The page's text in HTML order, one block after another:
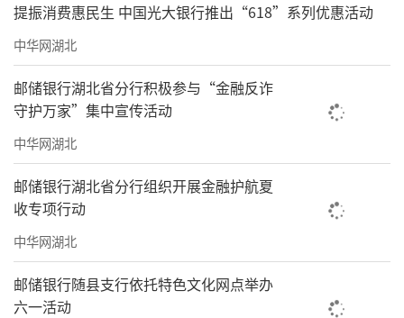
提振消费惠民生 中国光大银行推出“618”系列优惠活动
中华网湖北
邮储银行湖北省分行积极参与“金融反诈
守护万家”集中宣传活动
中华网湖北
邮储银行湖北省分行组织开展金融护航夏
收专项行动
中华网湖北
邮储银行随县支行依托特色文化网点举办
六一活动